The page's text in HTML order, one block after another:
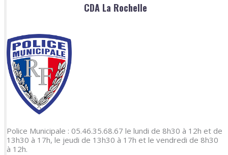
CDA La Rochelle
Police Municipale : 05.46.35.68.67 le lundi de 8h30 à 12h et de
13h30 à 17h, le jeudi de 13h30 à 17h et le vendredi de 8h30
à 12h.